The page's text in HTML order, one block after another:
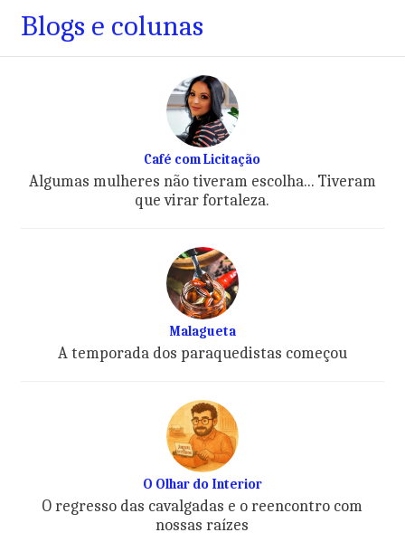
Blogs e colunas
Café com Licitação
Algumas mulheres não tiveram escolha... Tiveram
que virar fortaleza.
Malagueta
A temporada dos paraquedistas começou
O Olhar do Interior
O regresso das cavalgadas e o reencontro com
nossas raízes